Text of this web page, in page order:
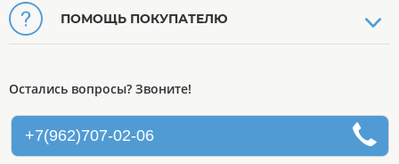
ПОМОЩЬ ПОКУПАТЕЛЮ
Остались вопросы? Звоните!
+7(962)707-02-06